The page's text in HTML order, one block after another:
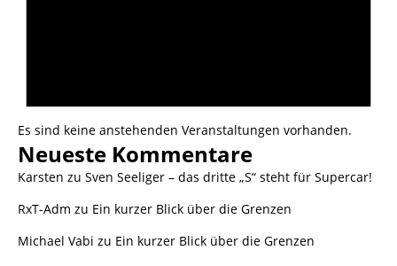
Es sind keine anstehenden Veranstaltungen vorhanden.
Neueste Kommentare
Karsten zu Sven Seeliger – das dritte „S“ steht für Supercar!
RxT-Adm zu Ein kurzer Blick über die Grenzen
Michael Vabi zu Ein kurzer Blick über die Grenzen